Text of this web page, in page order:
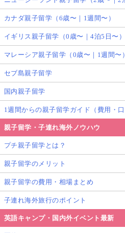
from Glolea!［グローリア
［書籍］LA在住のママが
式・はじめてのお金教育
記事をお読み頂きありが
★ ★
みんなの評価: 5 ( 件)
海外子育て
アメリカ子育て事情
子連れ海外駐在
海外の小学
マネー教育
海外のお金教育
この記事を執筆したGlolea!アン
カナダ親子留学（6歳〜｜1週間〜）
イギリス親子留学（0歳〜｜4泊5日〜）
マレーシア親子留学（0歳〜｜1週間〜）
セブ島親子留学
国内親子留学
1週間からの親子留学ガイド（費用・口
親子留学・子連れ海外ノウハウ
プチ親子留学とは？
親子留学のメリット
親子留学の費用・相場まとめ
子連れ海外旅行のポイント
英語キャンプ・国内外イベント最新